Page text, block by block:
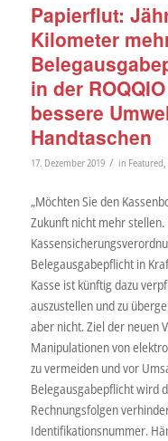
Papierflut:
Kilometer
in der
bessere
Handtaschen
17. Dezember 2019 / in Featured,
„Möchten Sie den
Zukunft nicht mehr
Belegausgabepflicht in
Kasse ist künftig dazu
auszustellen und zu
aber nicht. Ziel der neuen
Manipulationen von
zu vermeiden und vor
Belegausgabepflicht wird
Rechnungsfolgen
Identifikationsnummer.